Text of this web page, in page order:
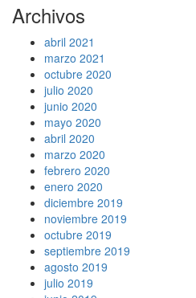
Archivos
abril 2021
marzo 2021
octubre 2020
julio 2020
junio 2020
mayo 2020
abril 2020
marzo 2020
febrero 2020
enero 2020
diciembre 2019
noviembre 2019
octubre 2019
septiembre 2019
agosto 2019
julio 2019